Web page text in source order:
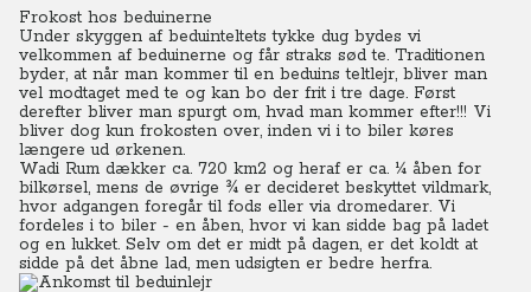
Frokost hos beduinerne
Under skyggen af beduinteltets tykke dug bydes vi
velkommen af beduinerne og får straks sød te. Traditionen
byder, at når man kommer til en beduins teltlejr, bliver man
vel modtaget med te og kan bo der frit i tre dage. Først
derefter bliver man spurgt om, hvad man kommer efter!!! Vi
bliver dog kun frokosten over, inden vi i to biler køres
længere ud ørkenen.
Wadi Rum dækker ca. 720 km2 og heraf er ca. ¼ åben for
bilkørsel, mens de øvrige ¾ er decideret beskyttet vildmark,
hvor adgangen foregår til fods eller via dromedarer. Vi
fordeles i to biler - en åben, hvor vi kan sidde bag på ladet
og en lukket. Selv om det er midt på dagen, er det koldt at
sidde på det åbne lad, men udsigten er bedre herfra.